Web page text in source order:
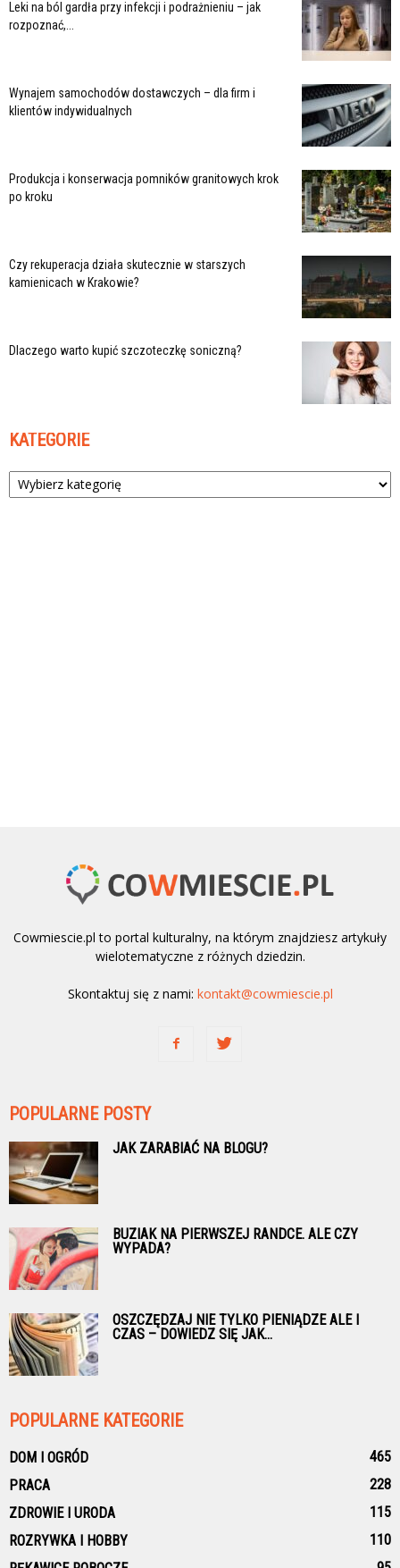
Leki na ból gardła przy infekcji i podrażnieniu – jak
rozpoznać,...
Wynajem samochodów dostawczych – dla firm i
klientów indywidualnych
Produkcja i konserwacja pomników granitowych krok
po kroku
Czy rekuperacja działa skutecznie w starszych
kamienicach w Krakowie?
Dlaczego warto kupić szczoteczkę soniczną?
KATEGORIE
Kategorie
Cowmiescie.pl to portal kulturalny, na którym znajdziesz artykuły
wielotematyczne z różnych dziedzin.
Skontaktuj się z nami: kontakt@cowmiescie.pl
POPULARNE POSTY
JAK ZARABIAĆ NA BLOGU?
BUZIAK NA PIERWSZEJ RANDCE. ALE CZY
WYPADA?
OSZCZĘDZAJ NIE TYLKO PIENIĄDZE ALE I
CZAS – DOWIEDZ SIĘ JAK...
POPULARNE KATEGORIE
DOM I OGRÓD
465
PRACA
228
ZDROWIE I URODA
115
ROZRYWKA I HOBBY
110